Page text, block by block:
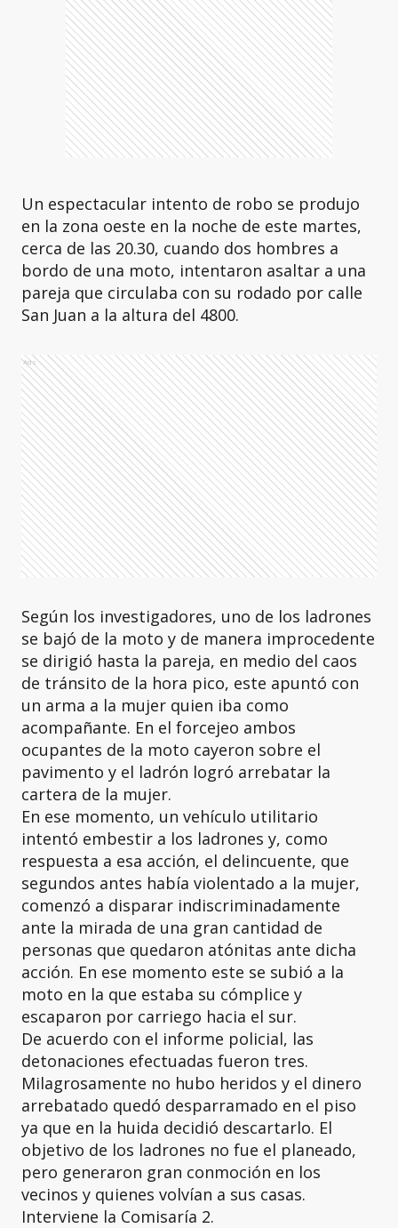
Un espectacular intento de robo se produjo
en la zona oeste en la noche de este martes,
cerca de las 20.30, cuando dos hombres a
bordo de una moto, intentaron asaltar a una
pareja que circulaba con su rodado por calle
San Juan a la altura del 4800.
Ads
Según los investigadores, uno de los ladrones
se bajó de la moto y de manera improcedente
se dirigió hasta la pareja, en medio del caos
de tránsito de la hora pico, este apuntó con
un arma a la mujer quien iba como
acompañante. En el forcejeo ambos
ocupantes de la moto cayeron sobre el
pavimento y el ladrón logró arrebatar la
cartera de la mujer.
En ese momento, un vehículo utilitario
intentó embestir a los ladrones y, como
respuesta a esa acción, el delincuente, que
segundos antes había violentado a la mujer,
comenzó a disparar indiscriminadamente
ante la mirada de una gran cantidad de
personas que quedaron atónitas ante dicha
acción. En ese momento este se subió a la
moto en la que estaba su cómplice y
escaparon por carriego hacia el sur.
De acuerdo con el informe policial, las
detonaciones efectuadas fueron tres.
Milagrosamente no hubo heridos y el dinero
arrebatado quedó desparramado en el piso
ya que en la huida decidió descartarlo. El
objetivo de los ladrones no fue el planeado,
pero generaron gran conmoción en los
vecinos y quienes volvían a sus casas.
Interviene la Comisaría 2.